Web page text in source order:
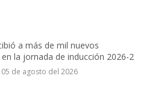
a más de mil nuevos
la jornada de inducción 2026-2
de agosto del 2026